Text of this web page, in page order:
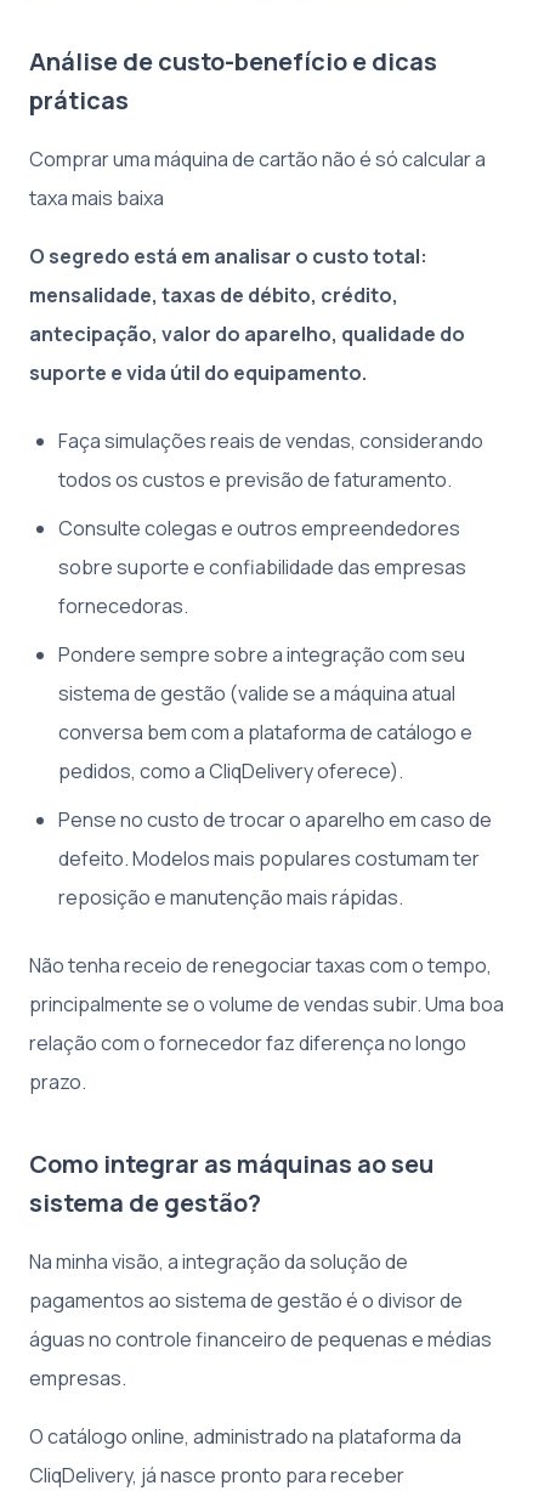
Análise de custo-benefício e dicas
práticas
Comprar uma máquina de cartão não é só calcular a
taxa mais baixa
O segredo está em analisar o custo total:
mensalidade, taxas de débito, crédito,
antecipação, valor do aparelho, qualidade do
suporte e vida útil do equipamento.
Faça simulações reais de vendas, considerando
todos os custos e previsão de faturamento.
Consulte colegas e outros empreendedores
sobre suporte e confiabilidade das empresas
fornecedoras.
Pondere sempre sobre a integração com seu
sistema de gestão (valide se a máquina atual
conversa bem com a plataforma de catálogo e
pedidos, como a CliqDelivery oferece).
Pense no custo de trocar o aparelho em caso de
defeito. Modelos mais populares costumam ter
reposição e manutenção mais rápidas.
Não tenha receio de renegociar taxas com o tempo,
principalmente se o volume de vendas subir. Uma boa
relação com o fornecedor faz diferença no longo
prazo.
Como integrar as máquinas ao seu
sistema de gestão?
Na minha visão, a integração da solução de
pagamentos ao sistema de gestão é o divisor de
águas no controle financeiro de pequenas e médias
empresas.
O catálogo online, administrado na plataforma da
CliqDelivery, já nasce pronto para receber